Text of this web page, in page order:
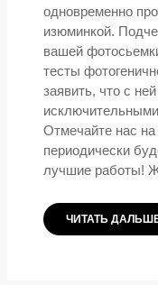
одновременно
изюминкой.
вашей
тесты
заявить, что с
Отмечайте нас
периодически
лучшие работы!
ЧИТАТЬ